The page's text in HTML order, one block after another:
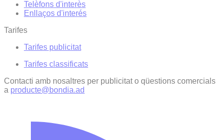
Telèfons d'interès
Enllaços d'interés
Tarifes
Tarifes publicitat
Tarifes classificats
Contacti amb nosaltres per publicitat o qüestions comercials
a producte@bondia.ad